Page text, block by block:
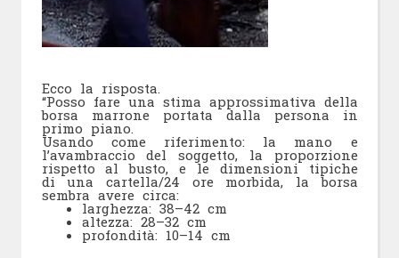
Ecco la risposta.
“Posso fare una stima approssimativa della
borsa marrone portata dalla persona in
primo piano.
Usando come riferimento: la mano e
l’avambraccio del soggetto, la proporzione
rispetto al busto, e le dimensioni tipiche
di una cartella/24 ore morbida, la borsa
sembra avere circa:
larghezza: 38–42 cm
altezza: 28–32 cm
profondità: 10–14 cm